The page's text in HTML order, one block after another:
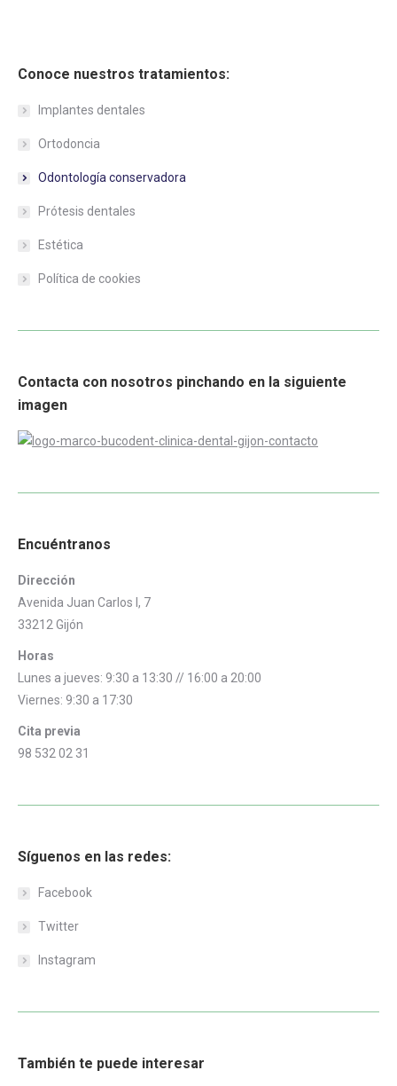
Conoce nuestros tratamientos:
Implantes dentales
Ortodoncia
Odontología conservadora
Prótesis dentales
Estética
Política de cookies
Contacta con nosotros pinchando en la siguiente
imagen
Encuéntranos
Dirección
Avenida Juan Carlos I, 7
33212 Gijón
Horas
Lunes a jueves: 9:30 a 13:30 // 16:00 a 20:00
Viernes: 9:30 a 17:30
Cita previa
98 532 02 31
Síguenos en las redes:
Facebook
Twitter
Instagram
También te puede interesar